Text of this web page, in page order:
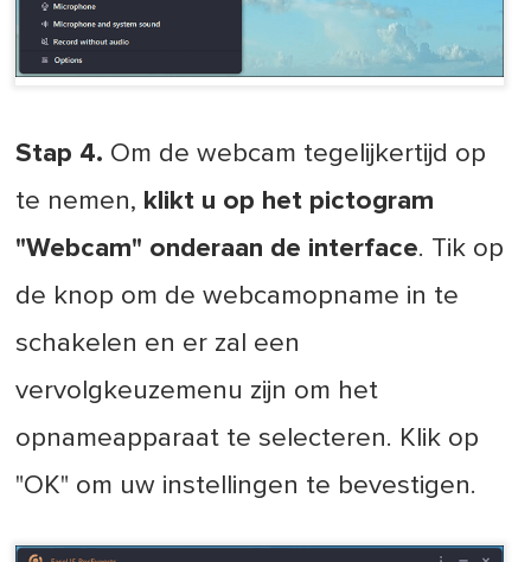
Stap 4. Om de webcam tegelijkertijd op
te nemen, klikt u op het pictogram
"Webcam" onderaan de interface. Tik op
de knop om de webcamopname in te
schakelen en er zal een
vervolgkeuzemenu zijn om het
opnameapparaat te selecteren. Klik op
"OK" om uw instellingen te bevestigen.